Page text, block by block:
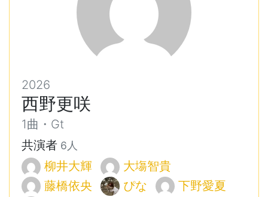
2026
西野更咲
1曲・Gt
共演者 6人
柳井大輝
大塲智貴
藤橋依央
ぴな
下野愛夏